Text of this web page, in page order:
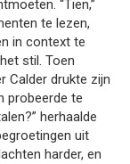
“Tien,”
te lezen,
in context te
stil. Toen
Calder drukte zijn
probeerde te
herhaalde
uit
harder, en